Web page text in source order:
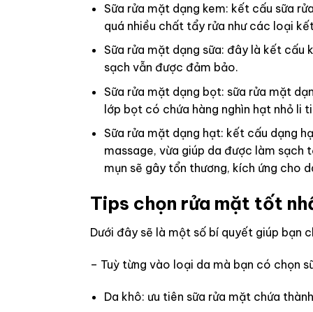
Sữa rửa mặt dạng kem: kết cấu sữa
quá nhiều chất tẩy rửa như các loại
Sữa rửa mặt dạng sữa: đây là kết cấu
sạch vẫn được đảm bảo.
Sữa rửa mặt dạng bọt: sữa rửa mặt
lớp bọt có chứa hàng nghìn hạt nhỏ li
Sữa rửa mặt dạng hạt: kết cấu dạng
massage, vừa giúp da được làm sạch
mụn sẽ gây tổn thương, kích ứng cho
Tips chọn rửa mặt tốt
Dưới đây sẽ là một số bí quyết giúp bạn
– Tuỳ từng vào loại da mà bạn có chọn
Da khô: ưu tiên sữa rửa mặt chứa